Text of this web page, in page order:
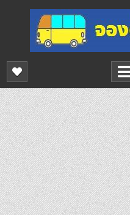
content
จองตั๋วรถตู้ออนไลน์
บริการจองตั๋วรถตู้ออนไลน์